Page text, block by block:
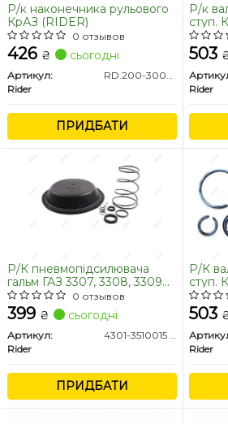
Р/к наконечника рульового
КрАЗ (RIDER)
0 отзывов
426 ₴ сьогодні
Артикул:
Rider
ПРИДБАТИ
Р/к
ступ.
503
Rider
Р/К пневмопідсилювача
гальм ГАЗ 3307, 3308, 3309
(RIDER)
0 отзывов
399 ₴ сьогодні
Артикул:
Rider
ПРИДБАТИ
Р/К
ступ.
шайби,
503
Rider